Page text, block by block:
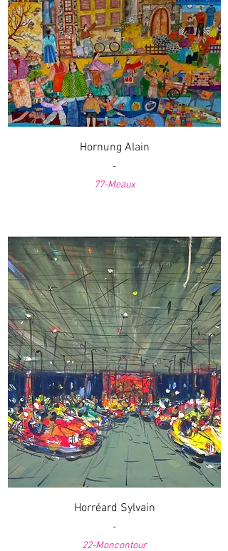
Hornung Alain
-
77-Meaux
Horréard Sylvain
-
22-Moncontour